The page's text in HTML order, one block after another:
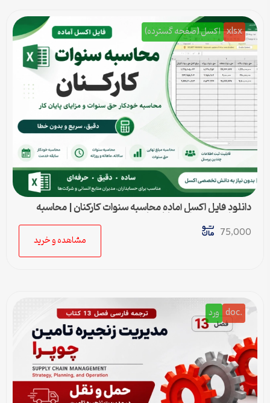
xlsx اکسل (صفحه گسترده)
دانلود فایل اکسل آماده محاسبه سنوات کارکنان | محاسبه
75,000
مشاهده و خرید
.doc ورد